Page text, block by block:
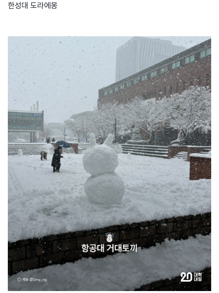
한성대 도라에몽